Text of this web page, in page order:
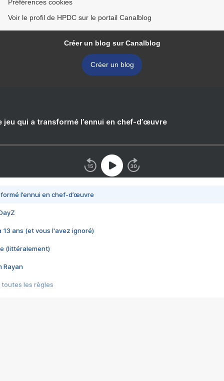
Préférences cookies
Voir le profil de HPDC sur le portail Canalblog
Créer un blog sur Canalblog
Créer un blog
jeu qui a transformé l’ennui en chef-d’œuvre
l’ennui en chef-d’œuvre
13 ans (et vous l'avez ignoré)
(littéralement)
Rayan
toutes les règles